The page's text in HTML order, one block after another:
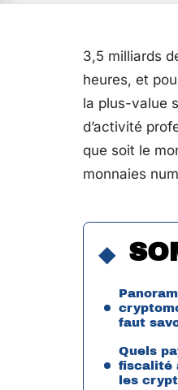
3,5 milliards
heures, et
la plus-value
d’activité
que soit le
monnaies
faut
Quels
fiscalité
les